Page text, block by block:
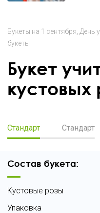
Букеты на 1 сентября День
букеты
Букет
кустовых
Стандарт Стандарт
Состав букета:
Кустовые розы
Упаковка